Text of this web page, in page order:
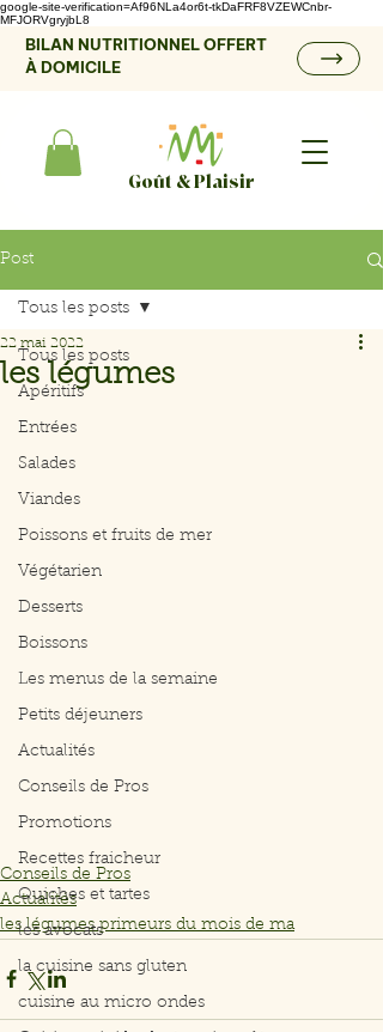
google-site-verification=Af96NLa4or6t-tkDaFRF8VZEWCnbr-
MFJORVgryjbL8
BILAN NUTRITIONNEL OFFERT
À DOMICILE
Goût & Plaisir
Post
Tous les posts
Apéritifs
Entrées
Salades
Viandes
Poissons et fruits de mer
Végétarien
Desserts
Boissons
Les menus de la semaine
Petits déjeuners
Actualités
Conseils de Pros
Promotions
Recettes fraicheur
Quiches et tartes
les avocats
la cuisine sans gluten
cuisine au micro ondes
Tous les posts
les légumes
22 mai 2022
Conseils de Pros
Actualités
les légumes primeurs du mois de ma